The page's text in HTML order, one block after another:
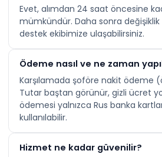
Evet, alımdan 24 saat öncesine
mümkündür. Daha sonra
destek ekibimize ulaşabilirsiniz.
Ödeme nasıl ve ne zaman
Karşılamada şoföre nakit ödeme
Tutar baştan görünür, gizli ücret
ödemesi yalnızca Rus banka
kullanılabilir.
Hizmet ne kadar güvenilir?